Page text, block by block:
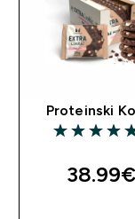
Proteinski
4.89 out of
38.99€‎